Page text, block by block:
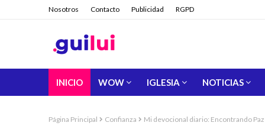
Nosotros Contacto Publicidad RGPD
INICIO WOW IGLESIA NOTICIAS
Página Principal Confianza Mi devocional diario: Encontrando